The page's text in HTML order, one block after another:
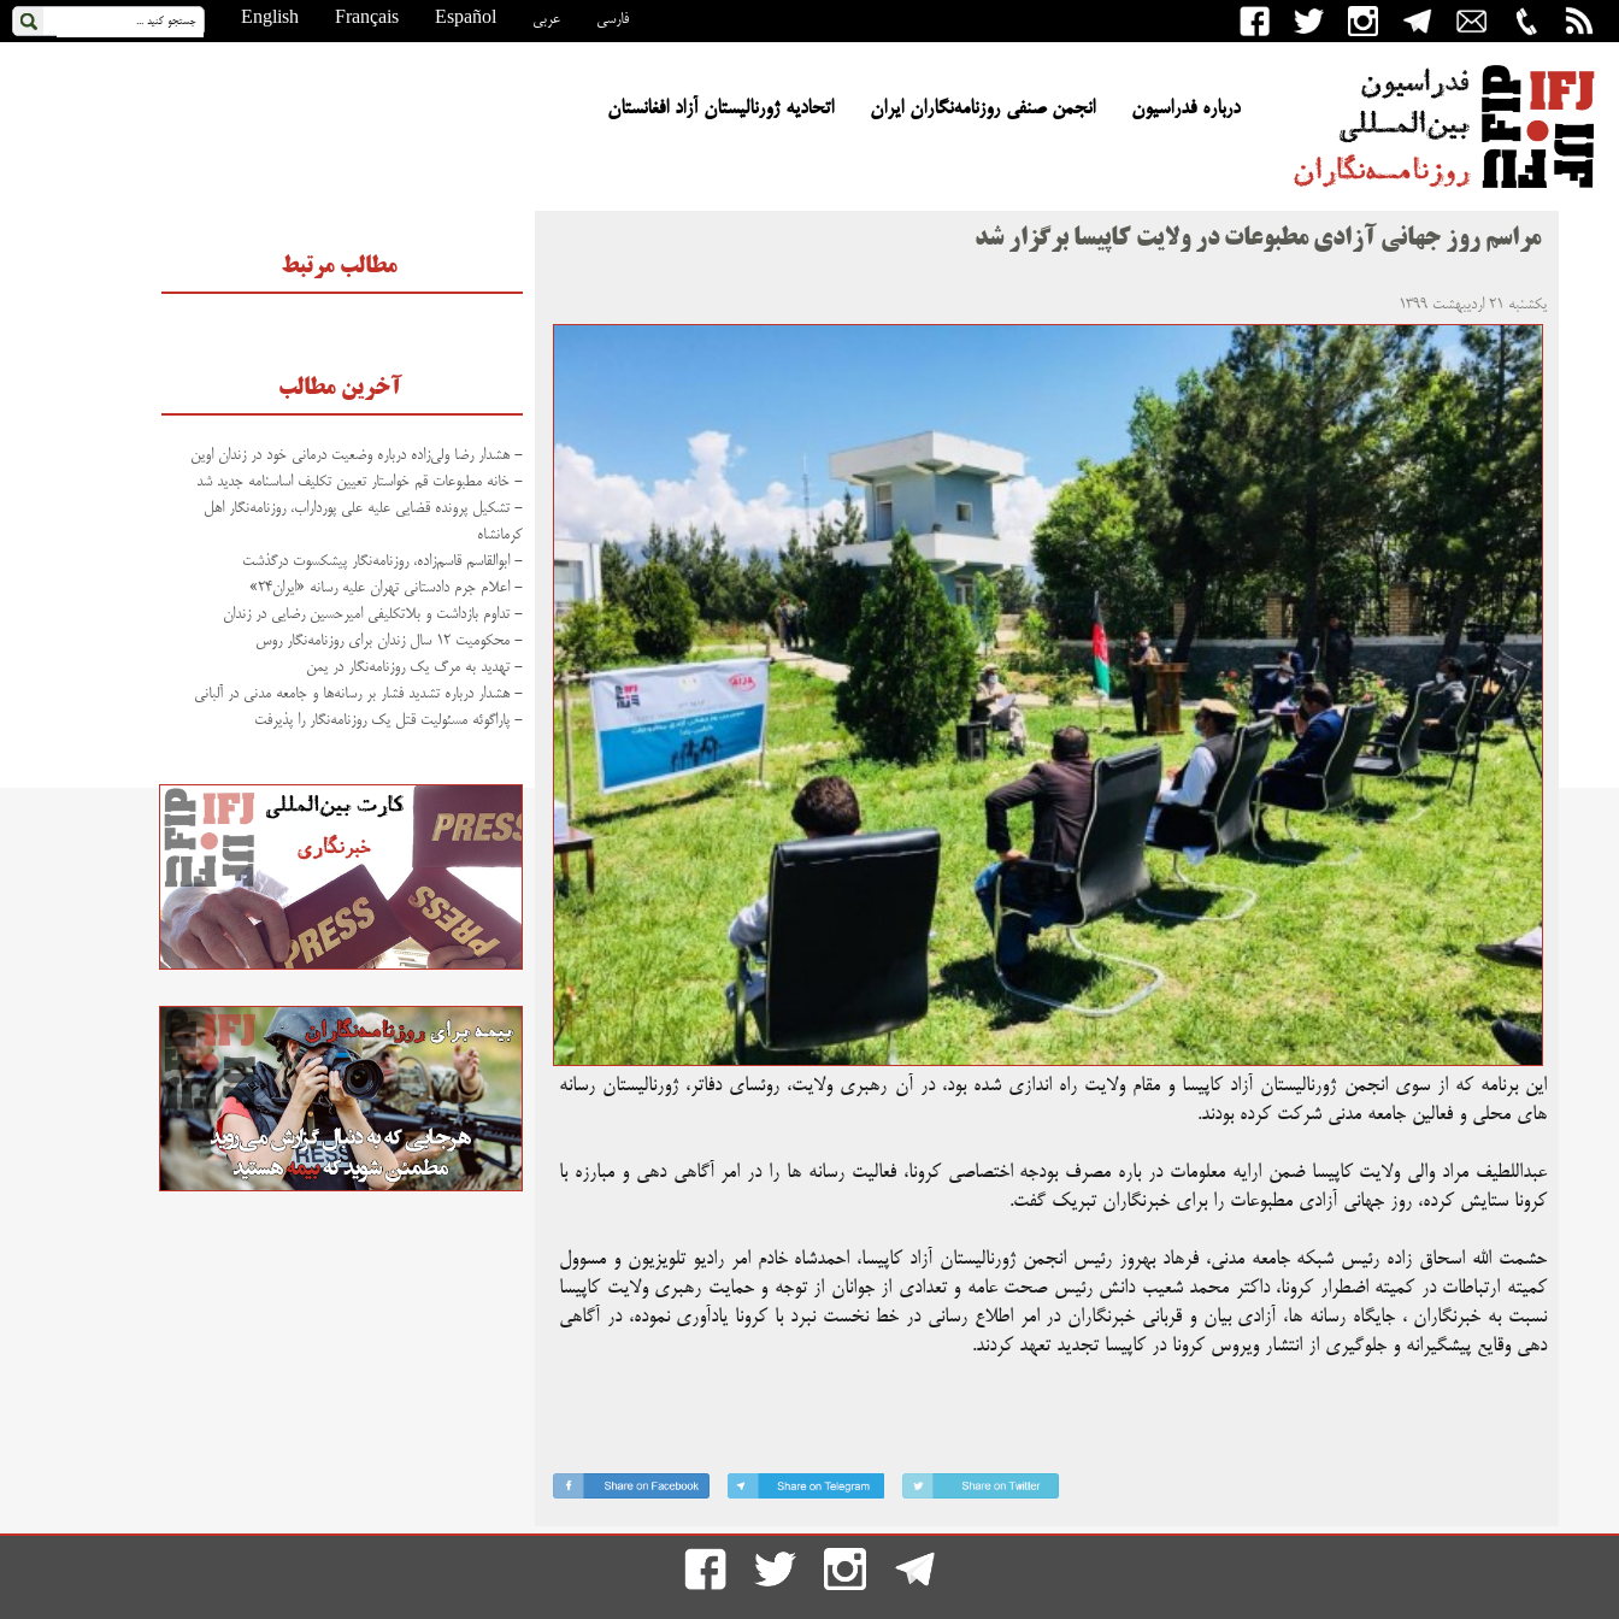
English Français Español عربی فارسی
درباره فدراسیون انجمن صنفی روزنامه‌نگاران ایران اتحادیه ژورنالیستان آزاد افغانستان
مراسم روز جهانی آزادی مطبوعات در ولایت کاپیسا برگزار شد
یکشنبه ۲۱ اردیبهشت ۱۳۹۹
این برنامه که از سوی انجمن ژورنالیستان آزاد کاپیسا و مقام ولایت راه اندازی شده بود، در آن رهبری ولایت، روئسای دفاتر، ژورنالیستان رسانه
های محلی و فعالین جامعه مدنی شرکت کرده بودند.
عبداللطیف مراد والی ولایت کاپیسا ضمن ارایه معلومات در باره مصرف بودجه اختصاصی کرونا، فعالیت رسانه ها را در امر آگاهی دهی و مبارزه با
کرونا ستایش کرده، روز جهانی آزادی مطبوعات را برای خبرنگاران تبریک گفت.
حشمت الله اسحاق زاده رئیس شبکه جامعه مدنی، فرهاد بهروز رئیس انجمن ژورنالیستان آزاد کاپیسا، احمدشاه خادم امر رادیو تلویزیون و مسوول
کمیته ارتباطات در کمیته اضطرار کرونا، داکتر محمد شعیب دانش رئیس صحت عامه و تعدادی از جوانان از توجه و حمایت رهبری ولایت کاپیسا
نسبت به خبرنگاران ، جایگاه رسانه ها، آزادی بیان و قربانی خبرنگاران در امر اطلاع رسانی در خط نخست نبرد با کرونا یادآوری نموده، در آگاهی
دهی وقایع پیشگیرانه و جلوگیری از انتشار ویروس کرونا در کاپیسا تجدید تعهد کردند.
مطالب مرتبط
آخرین مطالب
- هشدار رضا ولی‌زاده درباره وضعیت درمانی خود در زندان اوین
- خانه مطبوعات قم خواستار تعیین تکلیف اساسنامه جدید شد
- تشکیل پرونده قضایی علیه علی پورداراب، روزنامه‌نگار اهل
کرمانشاه
- ابوالقاسم قاسم‌زاده، روزنامه‌نگار پیشکسوت درگذشت
- اعلام جرم دادستانی تهران علیه رسانه «ایران۲۴»
- تداوم بازداشت و بلاتکلیفی امیرحسین رضایی در زندان
- محکومیت ۱۲ سال زندان برای روزنامه‌نگار روس
- تهدید به مرگ یک روزنامه‌نگار در یمن
- هشدار درباره تشدید فشار بر رسانه‌ها و جامعه مدنی در آلبانی
- پاراگوئه مسئولیت قتل یک روزنامه‌نگار را پذیرفت